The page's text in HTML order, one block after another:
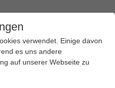
verwendet. Einige davon
es uns andere
auf unserer Webseite zu